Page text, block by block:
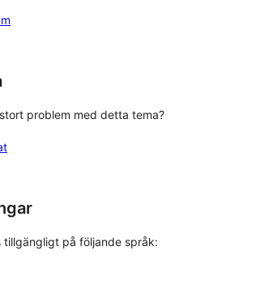
problem med detta tema?
tillgängligt på följande språk: